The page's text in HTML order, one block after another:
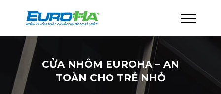
CỬA NHÔM EUROHA – AN
TOÀN CHO TRẺ NHỎ